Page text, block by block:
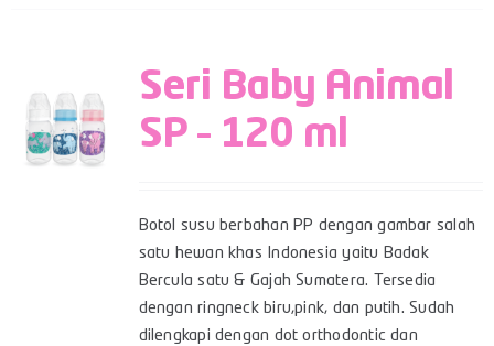
Seri Baby Animal
SP – 120 ml
Botol susu berbahan PP dengan gambar salah
satu hewan khas Indonesia yaitu Badak
Bercula satu & Gajah Sumatera. Tersedia
dengan ringneck biru,pink, dan putih. Sudah
dilengkapi dengan dot orthodontic dan